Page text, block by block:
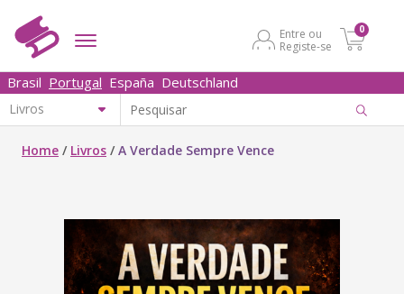
Entre ou
Registe-se
0
Brasil Portugal España Deutschland
Home / Livros /A Verdade Sempre Vence